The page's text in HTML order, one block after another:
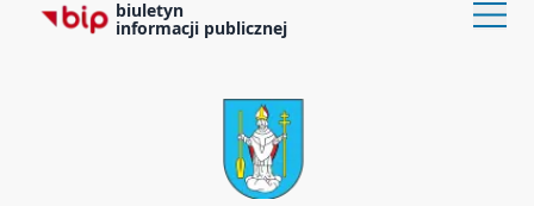
biuletyn
informacji publicznej